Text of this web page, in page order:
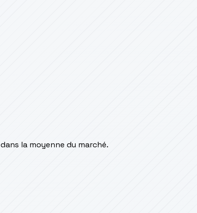
dans la moyenne du marché.